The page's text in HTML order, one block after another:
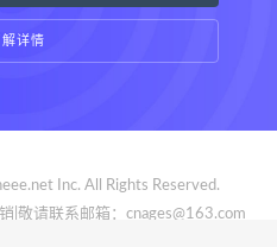
解详情
Inc. All Rights Reserved.
|敬请联系邮箱：cnages@163.com